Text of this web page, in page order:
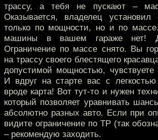
трассу, а тебя не пускают –
Оказывается, владелец установил
только по мощности, но и по
машины в вашем гараже нет!
Ограничение по массе снято. Вы
на трассу своего блестящего
допустимой мощностью,
И вдруг на старте вас с легкостью
вроде карта! Вот тут-то и нужен
который позволяет уравнивать
абсолютно разных авто. Если при
видите ограничение по TP (так
– рекомендую заходить.